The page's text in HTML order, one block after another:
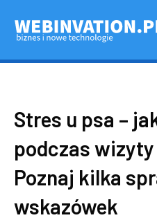
Stres u psa –
podczas
Poznaj kilka
wskazówek